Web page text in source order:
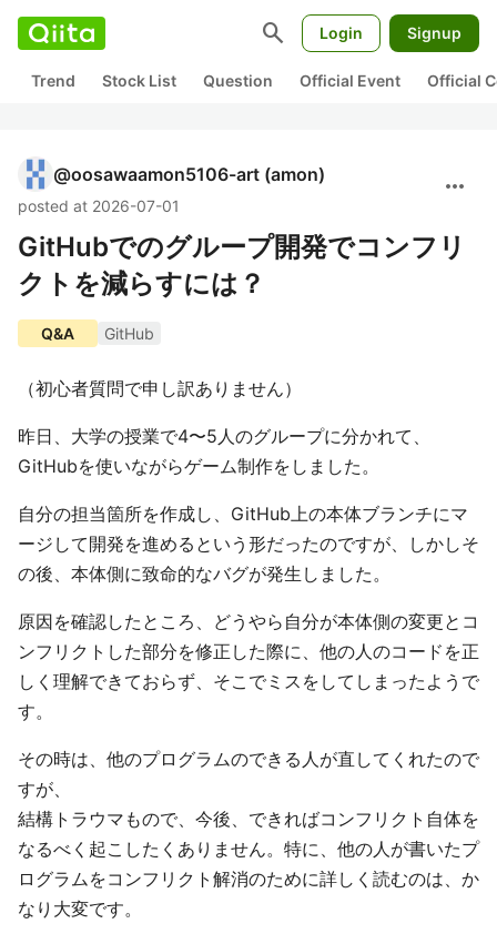
search Login Signup
Trend Stock List Question Official Event Official
@oosawaamon5106-art (amon)
posted at 2026-07-01
more_horiz
GitHubでのグループ開発でコンフリ
クトを減らすには？
Q&A GitHub
（初心者質問で申し訳ありません）
昨日、大学の授業で4〜5人のグループに分かれて、
GitHubを使いながらゲーム制作をしました。
自分の担当箇所を作成し、GitHub上の本体ブランチにマ
ージして開発を進めるという形だったのですが、しかしそ
の後、本体側に致命的なバグが発生しました。
原因を確認したところ、どうやら自分が本体側の変更とコ
ンフリクトした部分を修正した際に、他の人のコードを正
しく理解できておらず、そこでミスをしてしまったようで
す。
その時は、他のプログラムのできる人が直してくれたので
すが、
結構トラウマもので、今後、できればコンフリクト自体を
なるべく起こしたくありません。特に、他の人が書いたプ
ログラムをコンフリクト解消のために詳しく読むのは、か
なり大変です。